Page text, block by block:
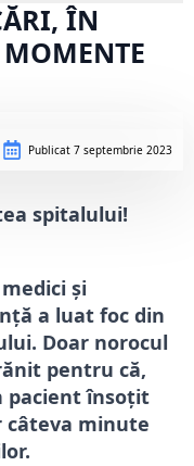
ÎN
Publicat 7 septembrie 2023
spitalului!
și
a luat foc din
Doar norocul
pentru că,
pacient însoțit
câteva minute